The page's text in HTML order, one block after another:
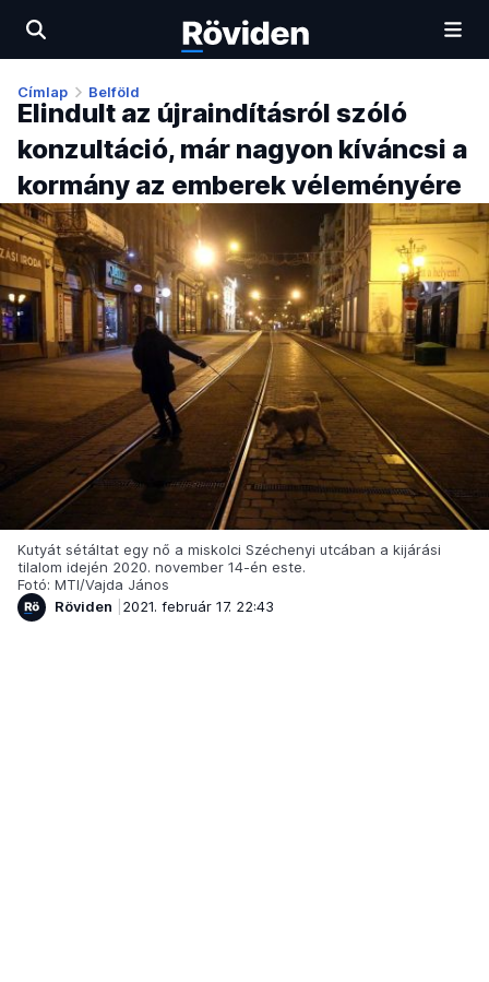
Címlap Belföld
Elindult az újraindításról szóló
konzultáció, már nagyon kíváncsi a
kormány az emberek véleményére
Kutyát sétáltat egy nő a miskolci Széchenyi utcában a kijárási
tilalom idején 2020. november 14-én este.
Fotó: MTI/Vajda János
Röviden
2021. február 17. 22:43